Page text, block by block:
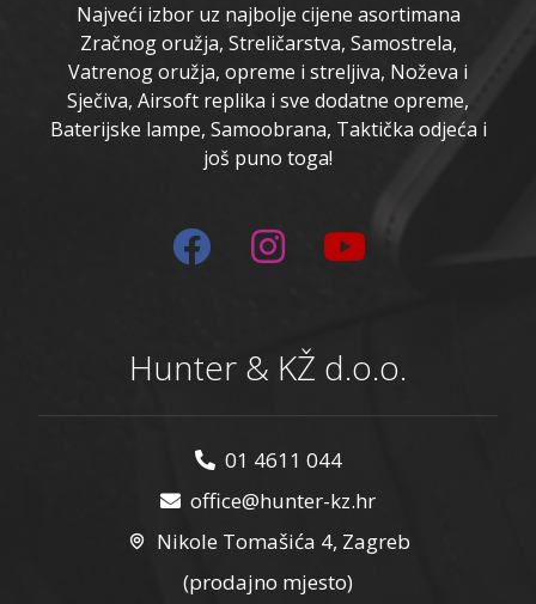
Najveći izbor uz najbolje cijene asortimana
Zračnog oružja, Streličarstva, Samostrela,
Vatrenog oružja, opreme i streljiva, Noževa i
Sječiva, Airsoft replika i sve dodatne opreme,
Baterijske lampe, Samoobrana, Taktička odjeća i
još puno toga!
Hunter & KŽ d.o.o.
01 4611 044
office@hunter-kz.hr
Nikole Tomašića 4, Zagreb
(prodajno mjesto)